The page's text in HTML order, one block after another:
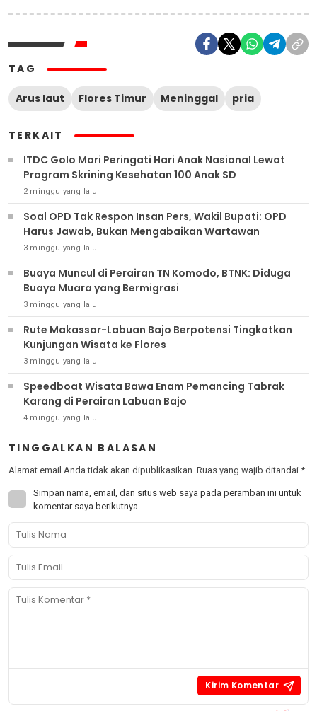
TAG
Arus laut Flores Timur Meninggal pria
TERKAIT
ITDC Golo Mori Peringati Hari Anak Nasional Lewat
Program Skrining Kesehatan 100 Anak SD
2 minggu yang lalu
Soal OPD Tak Respon Insan Pers, Wakil Bupati: OPD
Harus Jawab, Bukan Mengabaikan Wartawan
3 minggu yang lalu
Buaya Muncul di Perairan TN Komodo, BTNK: Diduga
Buaya Muara yang Bermigrasi
3 minggu yang lalu
Rute Makassar-Labuan Bajo Berpotensi Tingkatkan
Kunjungan Wisata ke Flores
3 minggu yang lalu
Speedboat Wisata Bawa Enam Pemancing Tabrak
Karang di Perairan Labuan Bajo
4 minggu yang lalu
TINGGALKAN BALASAN
Alamat email Anda tidak akan dipublikasikan. Ruas yang wajib ditandai *
Simpan nama, email, dan situs web saya pada peramban ini untuk
komentar saya berikutnya.